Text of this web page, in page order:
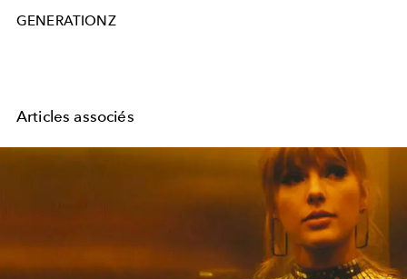
GENERATIONZ
Articles associés